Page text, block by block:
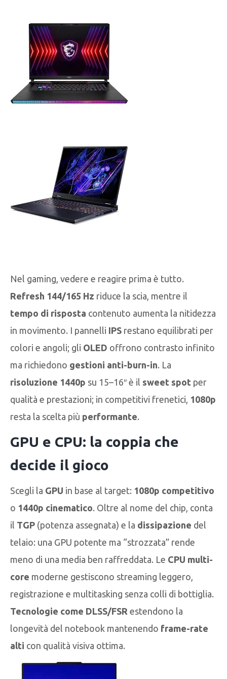
Nel gaming, vedere e reagire prima è tutto.
Refresh 144/165 Hz riduce la scia, mentre il
tempo di risposta contenuto aumenta la nitidezza
in movimento. I pannelli IPS restano equilibrati per
colori e angoli; gli OLED offrono contrasto infinito
ma richiedono gestioni anti-burn-in. La
risoluzione 1440p su 15–16″ è il sweet spot per
qualità e prestazioni; in competitivi frenetici, 1080p
resta la scelta più performante.
GPU e CPU: la coppia che
decide il gioco
Scegli la GPU in base al target: 1080p competitivo
o 1440p cinematico. Oltre al nome del chip, conta
il TGP (potenza assegnata) e la dissipazione del
telaio: una GPU potente ma “strozzata” rende
meno di una media ben raffreddata. Le CPU multi-
core moderne gestiscono streaming leggero,
registrazione e multitasking senza colli di bottiglia.
Tecnologie come DLSS/FSR estendono la
longevità del notebook mantenendo frame-rate
alti con qualità visiva ottima.